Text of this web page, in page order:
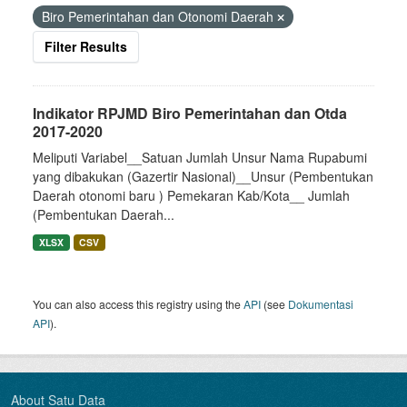
Biro Pemerintahan dan Otonomi Daerah
Filter Results
Indikator RPJMD Biro Pemerintahan dan Otda
2017-2020
Meliputi Variabel__Satuan Jumlah Unsur Nama Rupabumi
yang dibakukan (Gazertir Nasional)__Unsur (Pembentukan
Daerah otonomi baru ) Pemekaran Kab/Kota__ Jumlah
(Pembentukan Daerah...
XLSX CSV
You can also access this registry using theAPI (see Dokumentasi
API).
About Satu Data